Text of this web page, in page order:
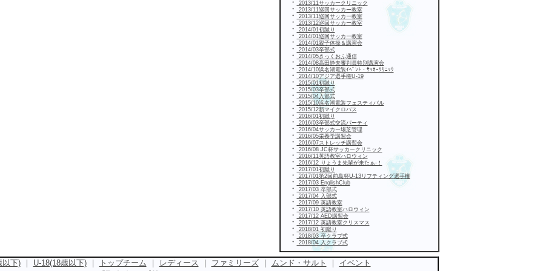
・ 2013/11サッカークリニック
・ 2013/11巡回サッカー教室
・ 2013/11巡回サッカー教室
・ 2013/12巡回サッカー教室
・ 2014/01初蹴り
・ 2014/01巡回サッカー教室
・ 2014/01親子体操＆講演会
・ 2014/03卒部式
・ 2014/05きっくおふ通信
・ 2014/08高田静夫審判員特別講演会
・ 2014/10浜名湖電装ｲﾍﾞﾝﾄ・ｻｯｶｰｸﾘﾆｯｸ
・ 2014/10アジア選手権U-19
・ 2015/01初蹴り
・ 2015/03卒部式
・ 2015/04入部式
・ 2015/10浜名湖電装フェスティバル
・ 2015/12新マイクロバス
・ 2016/01初蹴り
・ 2016/03卒部式交流パーティ
・ 2016/04サッカー場芝管理
・ 2016/05栄養学講習会
・ 2016/07ストレッチ講習会
・ 2016/08 JC杯サッカークリニック
・ 2016/11英語教室ハロウィン
・ 2016/12 りょうま先輩が来たぁ-！
・ 2017/01初蹴り
・ 2017/01第2回前島杯U-13リフティング選手権
・ 2017/03 EnglishClub
・ 2017/03 卒部式
・ 2017/04 入部式
・ 2017/09 英語教室
・ 2017/10 英語教室ハロウィン
・ 2017/12 AED講習会
・ 2017/12 英語教室クリスマス
・ 2018/01 初蹴り
・ 2018/03 卒クラブ式
・ 2018/04 入クラブ式
以下)｜ U-18(18歳以下)｜ トップチーム ｜ レディース ｜ ファミリーズ｜ ムンド・サルト ｜ イベント